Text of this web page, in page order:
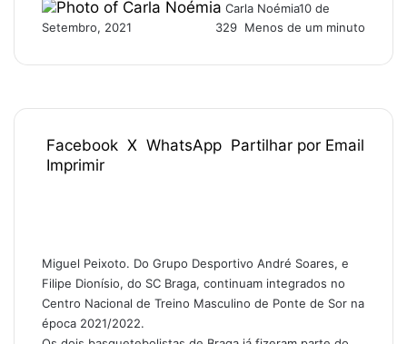
Carla Noémia10 de
Setembro, 2021
329 Menos de um minuto
Facebook X WhatsApp Partilhar por Email
Imprimir
Miguel Peixoto. Do Grupo Desportivo André Soares, e
Filipe Dionísio, do SC Braga, continuam integrados no
Centro Nacional de Treino Masculino de Ponte de Sor na
época 2021/2022.